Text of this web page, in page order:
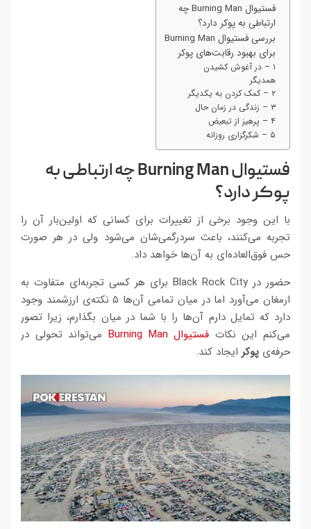
فستیوال Burning Man چه
ارتباطی به پوکر دارد؟
بررسی فستیوال Burning Man
برای بهبود رقابت‌های پوکر
۱ – در آغوش کشیدن
همدیگر
۲ – کمک کردن به یکدیگر
۳ – زندگی در زمان حال
۴ – پرهیز از تبعیض
۵ – شکرگزاری روزانه
فستیوال Burning Man چه ارتباطی به
پوکر دارد؟
با این وجود برخی از تغییرات برای کسانی که اولین‌بار آن را
تجربه می‌کنند، باعث سردرگمی‌شان می‌شود ولی در هر صورت
حس فوق‌العاده‌ای به آن‌ها خواهد داد.
حضور در Black Rock City برای هر کسی تجربه‌ای متفاوت به
ارمغان می‌آورد اما در میان تمامی‌ آن‌ها ۵ نکته‌ی ارزشمند وجود
دارد که تمایل دارم آن‌ها را با شما در میان بگذارم، زیرا تصور
می‌کنم این نکات فستیوال Burning Man
می‌تواند تحولی در
حرفه‌ی پوکر ایجاد کند.